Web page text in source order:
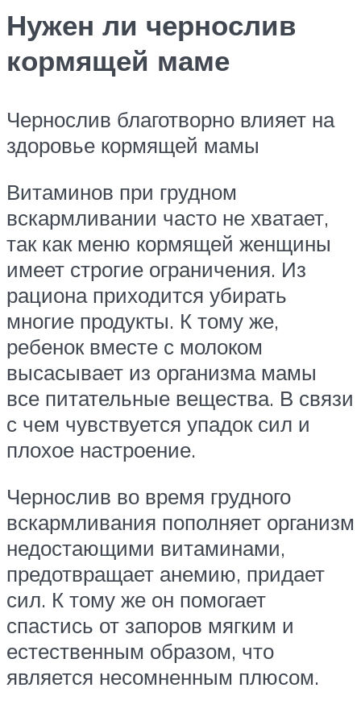
Нужен ли чернослив
кормящей маме
Чернослив благотворно влияет на
здоровье кормящей мамы
Витаминов при грудном
вскармливании часто не хватает,
так как меню кормящей женщины
имеет строгие ограничения. Из
рациона приходится убирать
многие продукты. К тому же,
ребенок вместе с молоком
высасывает из организма мамы
все питательные вещества. В связи
с чем чувствуется упадок сил и
плохое настроение.
Чернослив во время грудного
вскармливания пополняет организм
недостающими витаминами,
предотвращает анемию, придает
сил. К тому же он помогает
спастись от запоров мягким и
естественным образом, что
является несомненным плюсом.